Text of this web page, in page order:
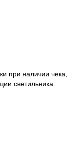
при наличии чека,
светильника.